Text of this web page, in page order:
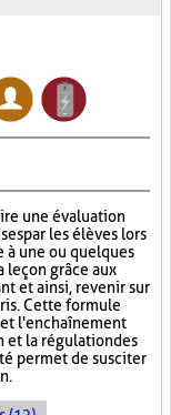
une évaluation
par les élèves lors
à une ou quelques
leçon grâce aux
et ainsi, revenir sur
Cette formule
l'enchaînement
et la régulation des
permet de susciter